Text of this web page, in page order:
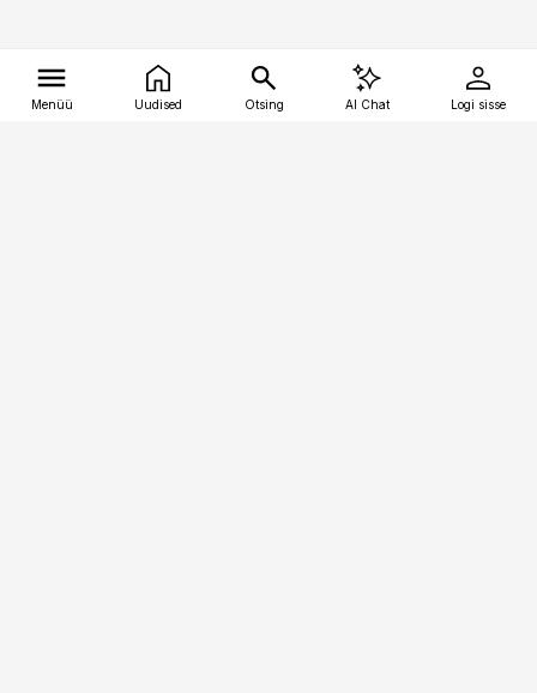
Menüü Uudised Otsing AI Chat Logi sisse